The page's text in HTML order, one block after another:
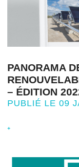
PANORAMA
– ÉDITION
PUBLIÉ LE 09
+